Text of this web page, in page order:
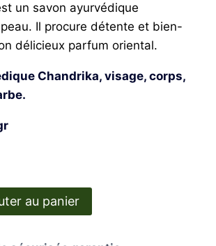
un savon ayurvédique
Il procure détente et bien-
délicieux parfum oriental.
Chandrika, visage, corps,
au panier